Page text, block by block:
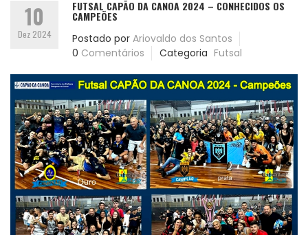
10
Dez 2024
FUTSAL CAPÃO DA CANOA 2024 – CONHECIDOS OS
CAMPEÕES
Postado por Ariovaldo dos Santos
0 Comentários Categoria Futsal